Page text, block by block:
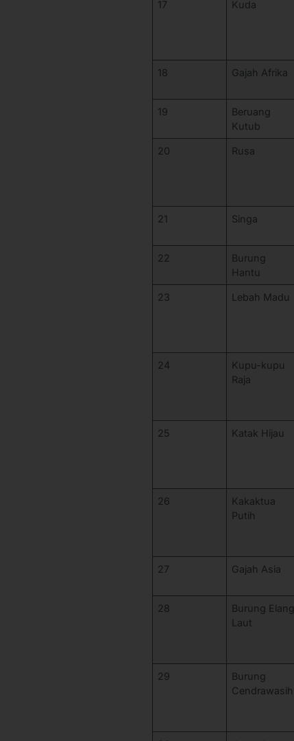
17 Kuda
18 Gajah Afrika
19
Beruang
Kutub
20 Rusa
21 Singa
22
Burung
Hantu
23 Lebah Madu
24
Kupu-kupu
Raja
25 Katak Hijau
26
Kakaktua
Putih
27 Gajah Asia
28
Burung Elang
Laut
29
Burung
Cendrawasih